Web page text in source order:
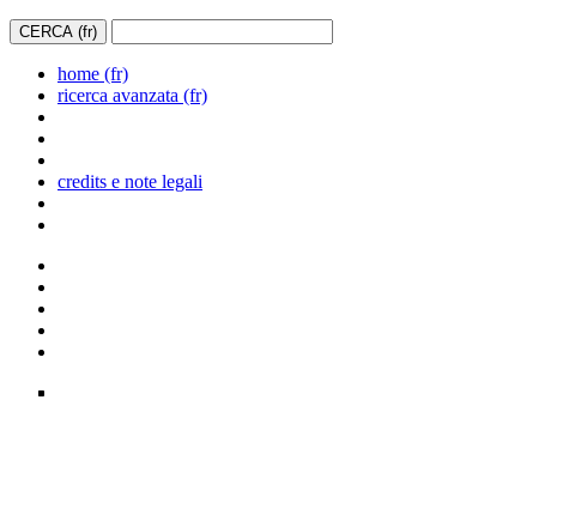
home (fr)
ricerca avanzata (fr)
credits e note legali